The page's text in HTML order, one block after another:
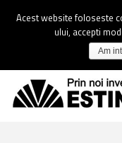
Acest website foloseste
ului, accepti
Am